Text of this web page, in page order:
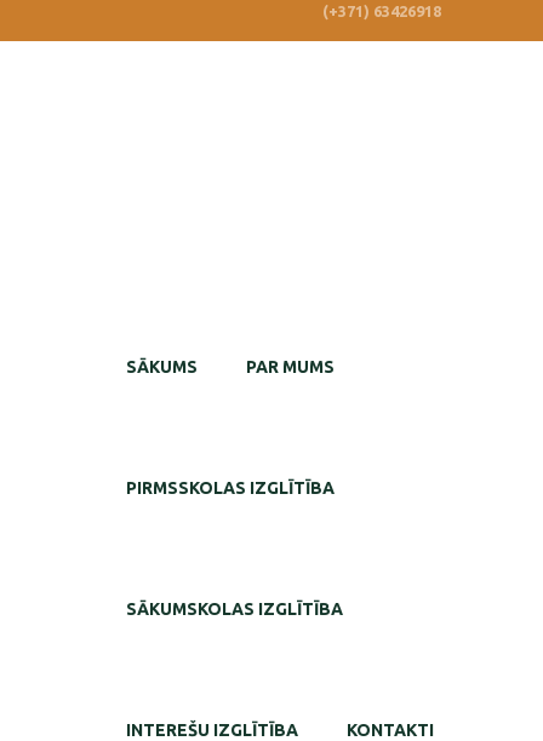
(+371) 63426918
SĀKUMS PAR MUMS
PIRMSSKOLAS IZGLĪTĪBA
SĀKUMSKOLAS IZGLĪTĪBA
INTEREŠU IZGLĪTĪBA KONTAKTI